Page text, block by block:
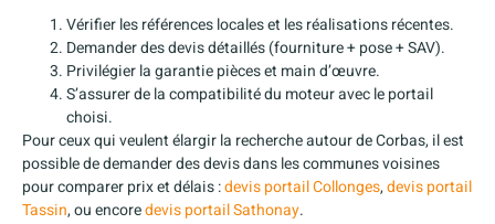
Vérifier les références locales et les réalisations récentes.
Demander des devis détaillés (fourniture + pose + SAV).
Privilégier la garantie pièces et main d’œuvre.
S’assurer de la compatibilité du moteur avec le portail
choisi.
Pour ceux qui veulent élargir la recherche autour de Corbas, il est
possible de demander des devis dans les communes voisines
pour comparer prix et délais :devis portail Collonges,devis portail
Tassin, ou encoredevis portail Sathonay.